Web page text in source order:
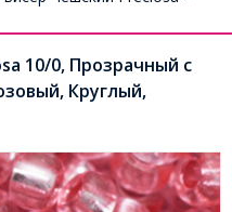
10/0, Прозрачный с
Круглый,